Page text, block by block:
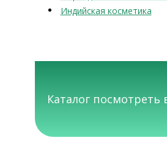
Индийская косметика
Каталог посмотреть